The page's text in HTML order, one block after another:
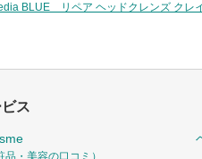
BLUE リペア ヘッドクレンズ クレ
ス
品・美容の口コミ）